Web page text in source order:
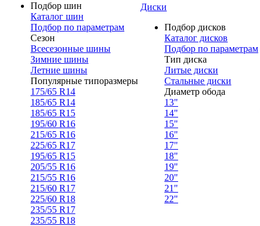
Подбор шин
Каталог шин
Подбор по параметрам
Сезон
Всесезонные шины
Зимние шины
Летние шины
Популярные типоразмеры
175/65 R14
185/65 R14
185/65 R15
195/60 R16
215/65 R16
225/65 R17
195/65 R15
205/55 R16
215/55 R16
215/60 R17
225/60 R18
235/55 R17
235/55 R18
Диски
Подбор дисков
Каталог дисков
Подбор по параметрам
Тип диска
Литые диски
Стальные диски
Диаметр обода
13"
14"
15"
16"
17"
18"
19"
20"
21"
22"